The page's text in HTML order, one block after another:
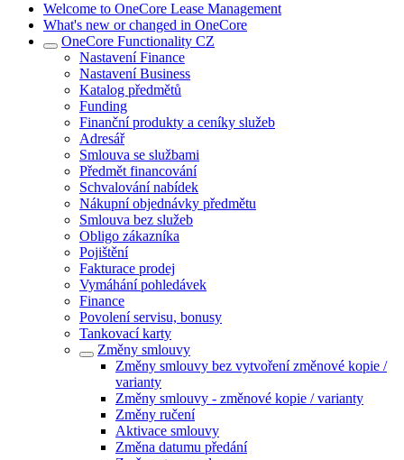
Welcome to OneCore Lease Management
What's new or changed in OneCore
OneCore Functionality CZ
Nastavení Finance
Nastavení Business
Katalog předmětů
Funding
Finanční produkty a ceníky služeb
Adresář
Smlouva se službami
Předmět financování
Schvalování nabídek
Nákupní objednávky předmětu
Smlouva bez služeb
Obligo zákazníka
Pojištění
Fakturace prodej
Vymáhání pohledávek
Finance
Povolení servisu, bonusy
Tankovací karty
Změny smlouvy
Změny smlouvy bez vytvoření změnové kopie /
varianty
Změny smlouvy - změnové kopie / varianty
Změny ručení
Aktivace smlouvy
Změna datumu předání